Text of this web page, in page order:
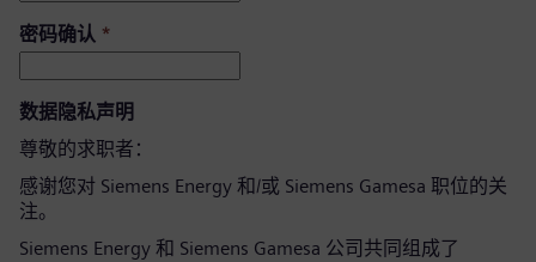
密码确认 *
数据隐私声明
尊敬的求职者：
感谢您对 Siemens Energy 和/或 Siemens Gamesa 职位的关
注。
Siemens Energy 和 Siemens Gamesa 公司共同组成了